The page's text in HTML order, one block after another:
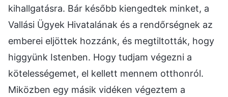
kihallgatásra. Bár később kiengedtek minket, a
Vallási Ügyek Hivatalának és a rendőrségnek az
emberei eljöttek hozzánk, és megtiltották, hogy
higgyünk Istenben. Hogy tudjam végezni a
kötelességemet, el kellett mennem otthonról.
Miközben egy másik vidéken végeztem a